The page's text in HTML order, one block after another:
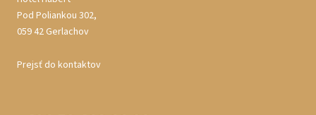
Pod Poliankou 302,
059 42 Gerlachov
Prejsť do kontaktov